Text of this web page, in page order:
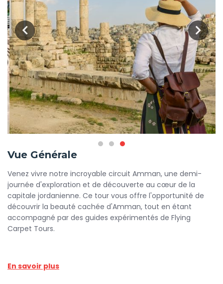
Vue Générale
Venez vivre notre incroyable circuit Amman, une demi-
journée d'exploration et de découverte au cœur de la
capitale jordanienne. Ce tour vous offre l'opportunité de
découvrir la beauté cachée d'Amman, tout en étant
accompagné par des guides expérimentés de Flying
Carpet Tours.
Votre aventure commence par un accueil chaleureux à
En savoir plus